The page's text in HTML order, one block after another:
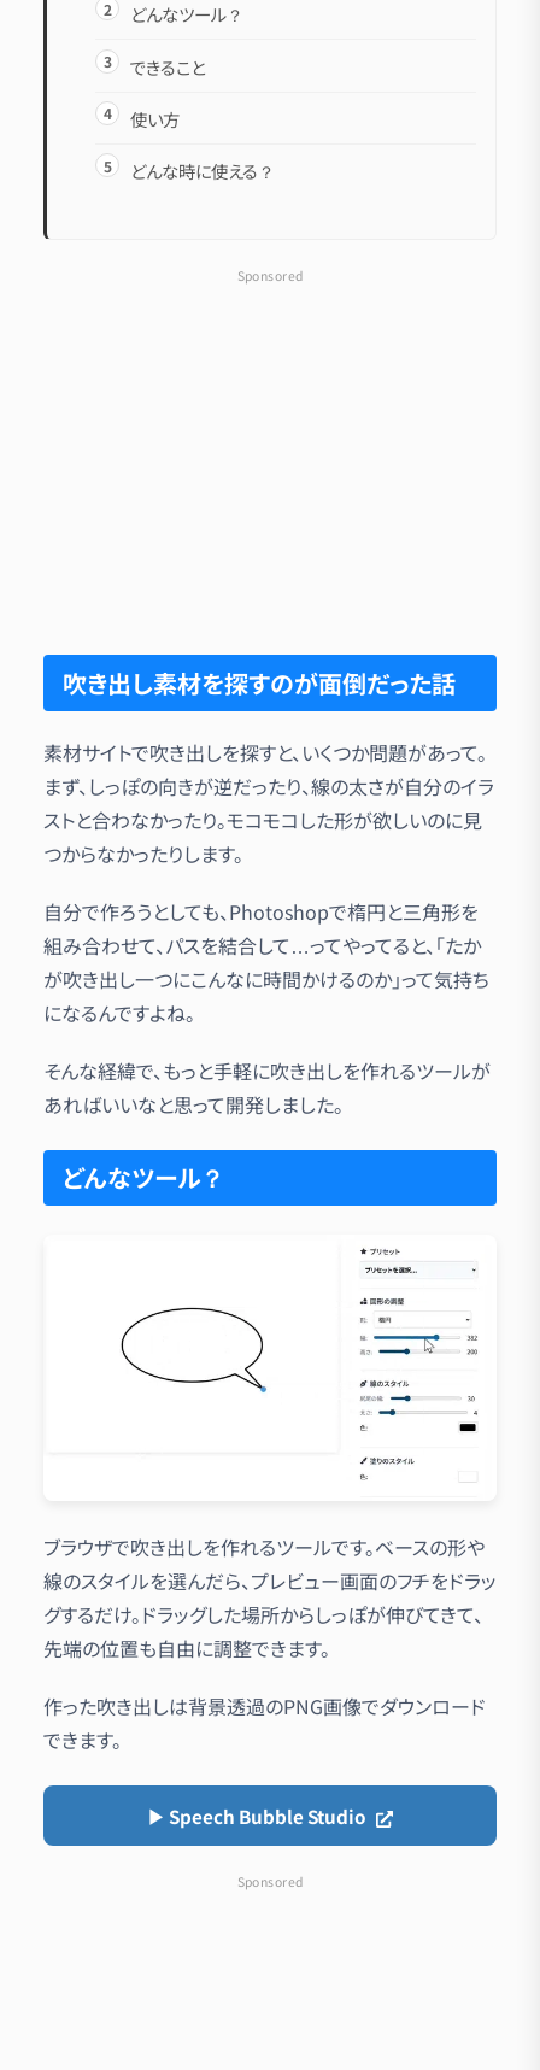
どんなツール？
できること
使い方
どんな時に使える？
Sponsored
吹き出し素材を探すのが面倒だった話
素材サイトで吹き出しを探すと、いくつか問題があって。
まず、しっぽの向きが逆だったり、線の太さが自分のイラ
ストと合わなかったり。モコモコした形が欲しいのに見
つからなかったりします。
自分で作ろうとしても、Photoshopで楕円と三角形を
組み合わせて、パスを結合して…ってやってると、「たか
が吹き出し一つにこんなに時間かけるのか」って気持ち
になるんですよね。
そんな経緯で、もっと手軽に吹き出しを作れるツールが
あればいいなと思って開発しました。
どんなツール？
ブラウザで吹き出しを作れるツールです。ベースの形や
線のスタイルを選んだら、プレビュー画面のフチをドラッ
グするだけ。ドラッグした場所からしっぽが伸びてきて、
先端の位置も自由に調整できます。
作った吹き出しは背景透過のPNG画像でダウンロード
できます。
▶︎ Speech Bubble Studio
Sponsored